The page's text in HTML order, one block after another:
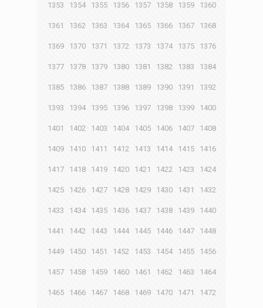
1353 1354 1355 1356 1357 1358 1359 1360
1361 1362 1363 1364 1365 1366 1367 1368
1369 1370 1371 1372 1373 1374 1375 1376
1377 1378 1379 1380 1381 1382 1383 1384
1385 1386 1387 1388 1389 1390 1391 1392
1393 1394 1395 1396 1397 1398 1399 1400
1401 1402 1403 1404 1405 1406 1407 1408
1409 1410 1411 1412 1413 1414 1415 1416
1417 1418 1419 1420 1421 1422 1423 1424
1425 1426 1427 1428 1429 1430 1431 1432
1433 1434 1435 1436 1437 1438 1439 1440
1441 1442 1443 1444 1445 1446 1447 1448
1449 1450 1451 1452 1453 1454 1455 1456
1457 1458 1459 1460 1461 1462 1463 1464
1465 1466 1467 1468 1469 1470 1471 1472